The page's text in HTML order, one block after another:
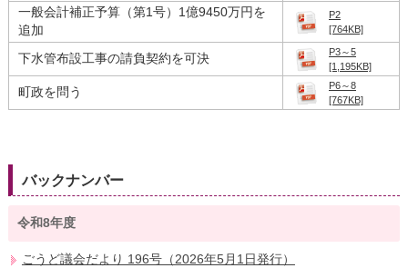
一般会計補正予算（第1号）1億9450万円を
追加
P2
[764KB]
下水管布設工事の請負契約を可決
P3～5
[1,195KB]
町政を問う
P6～8
[767KB]
バックナンバー
令和8年度
ごうど議会だより 196号（2026年5月1日発行）